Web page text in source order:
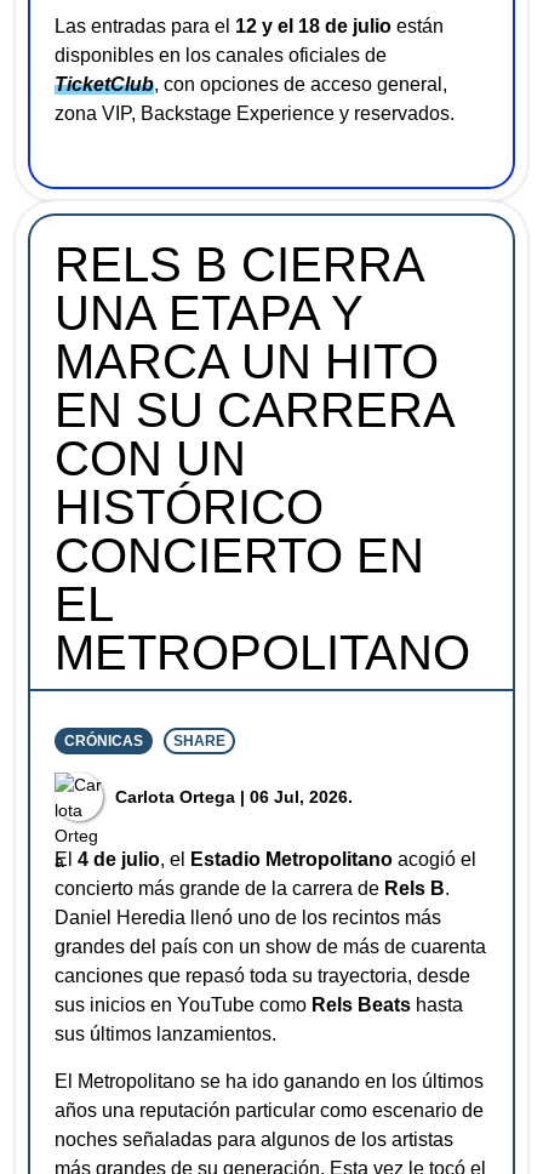
Las entradas para el 12 y el 18 de julio están
disponibles en los canales oficiales de
TicketClub, con opciones de acceso general,
zona VIP, Backstage Experience y reservados.
RELS B CIERRA
UNA ETAPA Y
MARCA UN HITO
EN SU CARRERA
CON UN
HISTÓRICO
CONCIERTO EN
EL
METROPOLITANO
CRÓNICAS SHARE
⁠Carlota Ortega | 06 Jul, 2026.
El 4 de julio, el Estadio Metropolitano acogió el
concierto más grande de la carrera de Rels B.
Daniel Heredia llenó uno de los recintos más
grandes del país con un show de más de cuarenta
canciones que repasó toda su trayectoria, desde
sus inicios en YouTube como Rels Beats hasta
sus últimos lanzamientos.
El Metropolitano se ha ido ganando en los últimos
años una reputación particular como escenario de
noches señaladas para algunos de los artistas
más grandes de su generación. Esta vez le tocó el